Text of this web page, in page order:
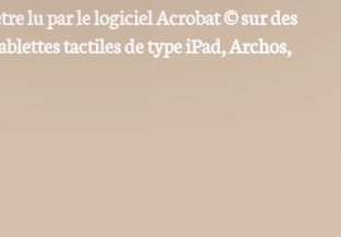
lu par le logiciel Acrobat © sur des
tactiles de type iPad, Archos,